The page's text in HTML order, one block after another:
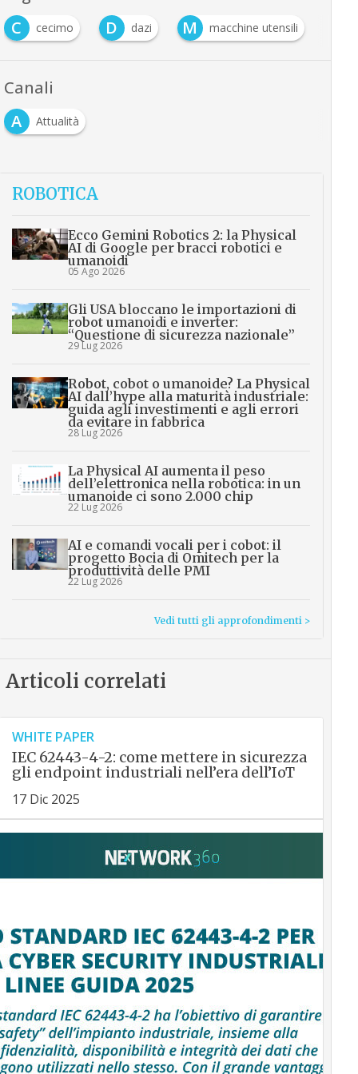
C
cecimo D dazi M macchine utensili
Canali
A
Attualità
ROBOTICA
Ecco Gemini Robotics 2: la Physical
AI di Google per bracci robotici e
umanoidi
05 Ago 2026
Gli USA bloccano le importazioni di
robot umanoidi e inverter:
“Questione di sicurezza nazionale”
29 Lug 2026
Robot, cobot o umanoide? La Physical
AI dall’hype alla maturità industriale:
guida agli investimenti e agli errori
da evitare in fabbrica
28 Lug 2026
La Physical AI aumenta il peso
dell’elettronica nella robotica: in un
umanoide ci sono 2.000 chip
22 Lug 2026
AI e comandi vocali per i cobot: il
progetto Bocia di Omitech per la
produttività delle PMI
22 Lug 2026
Vedi tutti gli approfondimenti >
Articoli correlati
WHITE PAPER
IEC 62443-4-2: come mettere in sicurezza
gli endpoint industriali nell’era dell’IoT
17 Dic 2025